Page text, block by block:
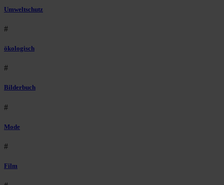
Umweltschutz
#
ökologisch
#
Bilderbuch
#
Mode
#
Film